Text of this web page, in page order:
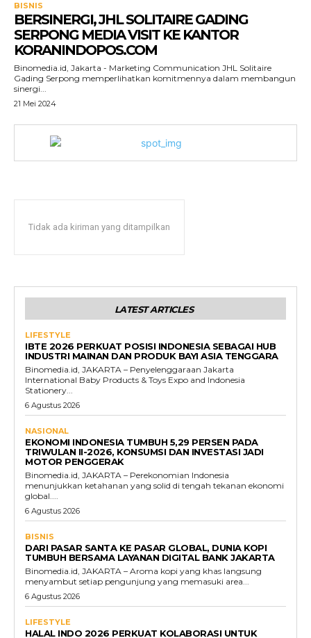
BISNIS
BERSINERGI, JHL SOLITAIRE GADING
SERPONG MEDIA VISIT KE KANTOR
KORANINDOPOS.COM
Binomedia.id, Jakarta - Marketing Communication JHL Solitaire
Gading Serpong memperlihatkan komitmennya dalam membangun
sinergi...
21 Mei 2024
Tidak ada kiriman yang ditampilkan
LATEST ARTICLES
LIFESTYLE
IBTE 2026 PERKUAT POSISI INDONESIA SEBAGAI HUB
INDUSTRI MAINAN DAN PRODUK BAYI ASIA TENGGARA
Binomedia.id, JAKARTA – Penyelenggaraan Jakarta
International Baby Products & Toys Expo and Indonesia
Stationery...
6 Agustus 2026
NASIONAL
EKONOMI INDONESIA TUMBUH 5,29 PERSEN PADA
TRIWULAN II-2026, KONSUMSI DAN INVESTASI JADI
MOTOR PENGGERAK
Binomedia.id, JAKARTA – Perekonomian Indonesia
menunjukkan ketahanan yang solid di tengah tekanan ekonomi
global....
6 Agustus 2026
BISNIS
DARI PASAR SANTA KE PASAR GLOBAL, DUNIA KOPI
TUMBUH BERSAMA LAYANAN DIGITAL BANK JAKARTA
Binomedia.id, JAKARTA – Aroma kopi yang khas langsung
menyambut setiap pengunjung yang memasuki area...
6 Agustus 2026
LIFESTYLE
HALAL INDO 2026 PERKUAT KOLABORASI UNTUK